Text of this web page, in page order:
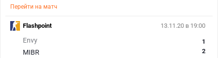
Перейти на матч
13.11.20 в 19:00
Envy
MIBR
1
2
Flashpoint